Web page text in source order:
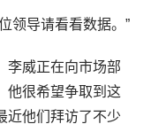
领导请看看数据。”
李威正在向市场部
他很希望争取到这
近他们拜访了不少